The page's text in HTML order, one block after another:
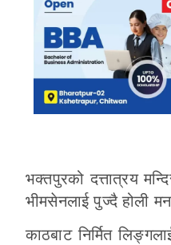
भक्तपुरको दत्तात्रय
भीमसेनलाई पुज्दै होली
काठबाट निर्मित